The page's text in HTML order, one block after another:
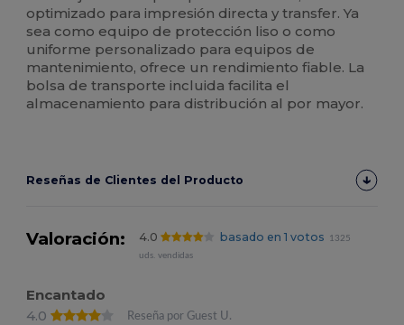
optimizado para impresión directa y transfer. Ya
sea como equipo de protección liso o como
uniforme personalizado para equipos de
mantenimiento, ofrece un rendimiento fiable. La
bolsa de transporte incluida facilita el
almacenamiento para distribución al por mayor.
Reseñas de Clientes del Producto
Valoración: 4.0 basado en 1 votos
1325
uds. vendidas
Encantado
4.0
Reseña por Guest U.